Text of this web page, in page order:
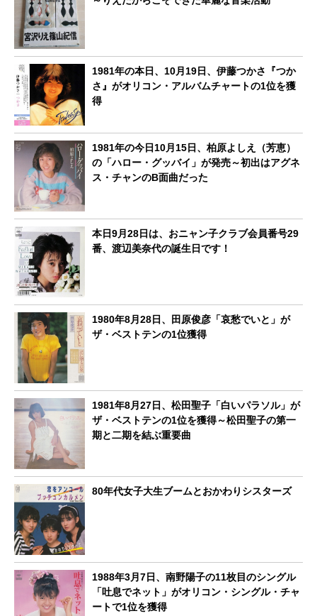
1981年の本日、10月19日、伊藤つかさ『つか
さ』がオリコン・アルバムチャートの1位を獲
得
1981年の今日10月15日、柏原よしえ（芳恵）
の「ハロー・グッバイ」が発売～初出はアグネ
ス・チャンのB面曲だった
本日9月28日は、おニャン子クラブ会員番号29
番、渡辺美奈代の誕生日です！
1980年8月28日、田原俊彦「哀愁でいと」が
ザ・ベストテンの1位獲得
1981年8月27日、松田聖子「白いパラソル」が
ザ・ベストテンの1位を獲得～松田聖子の第一
期と二期を結ぶ重要曲
80年代女子大生ブームとおかわりシスターズ
1988年3月7日、南野陽子の11枚目のシングル
「吐息でネット」がオリコン・シングル・チャ
ートで1位を獲得